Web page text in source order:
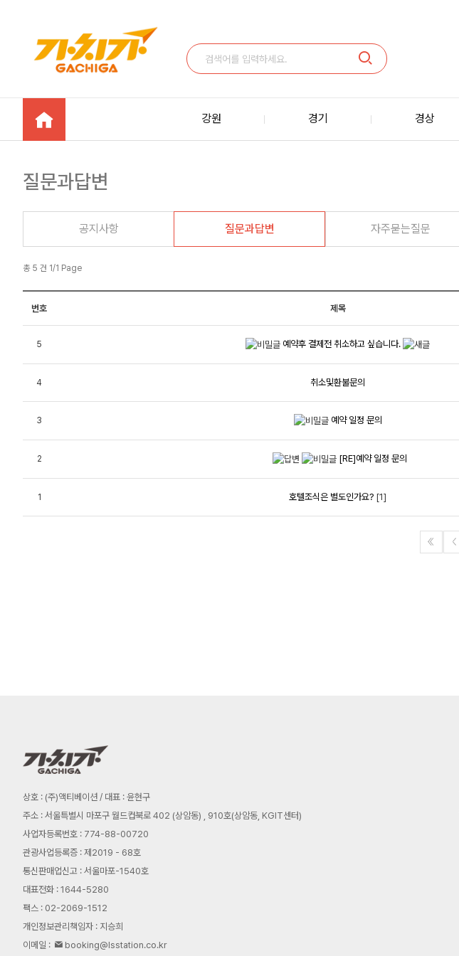
강원 경기 경상
질문과답변
공지사항 질문과답변 자주묻는질문
총 5 건 1/1 Page
번호 제목
5 예약후 결제전 취소하고 싶습니다.
4 취소및환불문의
3 예약 일정 문의
2 [RE]예약 일정 문의
1 호텔조식은 별도인가요? [1]
상호 : (주)액티베이션 / 대표 : 윤현구
주소 : 서울특별시 마포구 월드컵북로 402 (상암동) , 910호(상암동, KGIT센터)
사업자등록번호 : 774-88-00720
관광사업등록증 : 제2019 - 68호
통신판매업신고 : 서울마포-1540호
대표전화 : 1644-5280
팩스 : 02-2069-1512
개인정보관리책임자 : 지승희
이메일 :
booking@lsstation.co.kr